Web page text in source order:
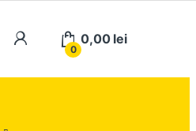
My Account
0
0,00 lei